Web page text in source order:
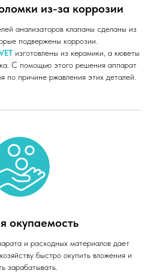
из-за коррозии
анализаторов клапаны сделаны из
подвержены коррозии.
изготовлены из керамики, а кюветы
С помощью этого решения аппарат
по причине ржавления этих деталей.
окупаемость
и расходных материалов дает
быстро окупить вложения и
зарабатывать.